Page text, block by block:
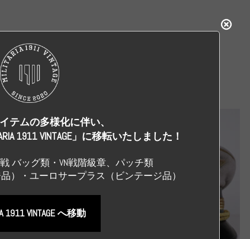
テムの多様化に伴い、
1911 VINTAGE」に移転いたしました！
戦 バッグ類・VN戦階級章、パッチ類
）・ユーロサープラス（ビンテージ品）
1911 VINTAGE へ移動